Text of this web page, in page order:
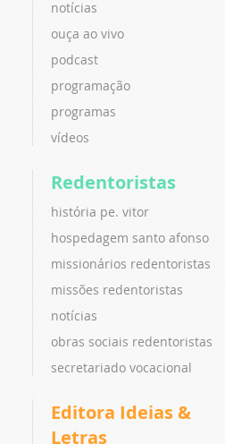
notícias
ouça ao vivo
podcast
programação
programas
vídeos
Redentoristas
história pe. vitor
hospedagem santo afonso
missionários redentoristas
missões redentoristas
notícias
obras sociais redentoristas
secretariado vocacional
Editora Ideias &
Letras